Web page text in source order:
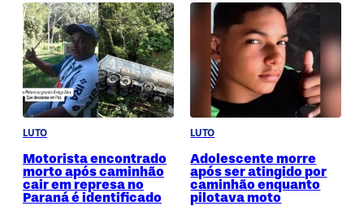
LUTO
Motorista encontrado
morto após caminhão
cair em represa no
Paraná é identificado
LUTO
Adolescente morre
após ser atingido por
caminhão enquanto
pilotava moto